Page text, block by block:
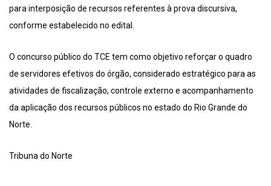
para interposição de recursos referentes à prova discursiva,
conforme estabelecido no edital.
O concurso público do TCE tem como objetivo reforçar o quadro
de servidores efetivos do órgão, considerado estratégico para as
atividades de fiscalização, controle externo e acompanhamento
da aplicação dos recursos públicos no estado do Rio Grande do
Norte.
Tribuna do Norte